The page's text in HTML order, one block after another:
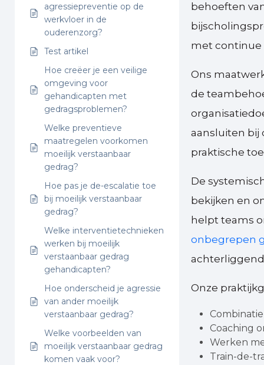
agressiepreventie op de
werkvloer in de
ouderenzorg?
Test artikel
Hoe creëer je een veilige
omgeving voor
gehandicapten met
gedragsproblemen?
Welke preventieve
maatregelen voorkomen
moeilijk verstaanbaar
gedrag?
Hoe pas je de-escalatie toe
bij moeilijk verstaanbaar
gedrag?
Welke interventietechnieken
werken bij moeilijk
verstaanbaar gedrag
gehandicapten?
Hoe onderscheid je agressie
van ander moeilijk
verstaanbaar gedrag?
Welke voorbeelden van
moeilijk verstaanbaar gedrag
komen vaak voor?
behoeften
met continue
Ons
de
aansluiten bij
praktische
De
bekijken en
helpt teams
onbegrepen
Onze
Coaching
Werken
Train-de-